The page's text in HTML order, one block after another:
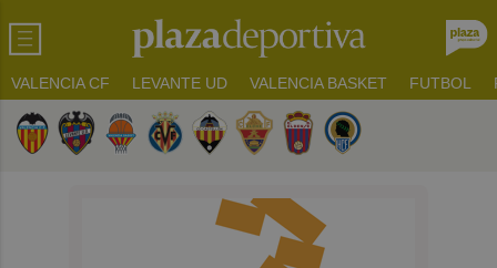
VALENCIA CF LEVANTE UD VALENCIA BASKET FUTBOL